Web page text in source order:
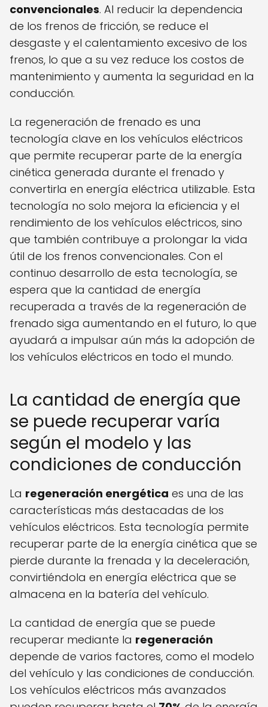
convencionales. Al reducir la dependencia
de los frenos de fricción, se reduce el
desgaste y el calentamiento excesivo de los
frenos, lo que a su vez reduce los costos de
mantenimiento y aumenta la seguridad en la
conducción.
La regeneración de frenado es una
tecnología clave en los vehículos eléctricos
que permite recuperar parte de la energía
cinética generada durante el frenado y
convertirla en energía eléctrica utilizable. Esta
tecnología no solo mejora la eficiencia y el
rendimiento de los vehículos eléctricos, sino
que también contribuye a prolongar la vida
útil de los frenos convencionales. Con el
continuo desarrollo de esta tecnología, se
espera que la cantidad de energía
recuperada a través de la regeneración de
frenado siga aumentando en el futuro, lo que
ayudará a impulsar aún más la adopción de
los vehículos eléctricos en todo el mundo.
La cantidad de energía que
se puede recuperar varía
según el modelo y las
condiciones de conducción
La regeneración energética es una de las
características más destacadas de los
vehículos eléctricos. Esta tecnología permite
recuperar parte de la energía cinética que se
pierde durante la frenada y la deceleración,
convirtiéndola en energía eléctrica que se
almacena en la batería del vehículo.
La cantidad de energía que se puede
recuperar mediante la regeneración
depende de varios factores, como el modelo
del vehículo y las condiciones de conducción.
Los vehículos eléctricos más avanzados